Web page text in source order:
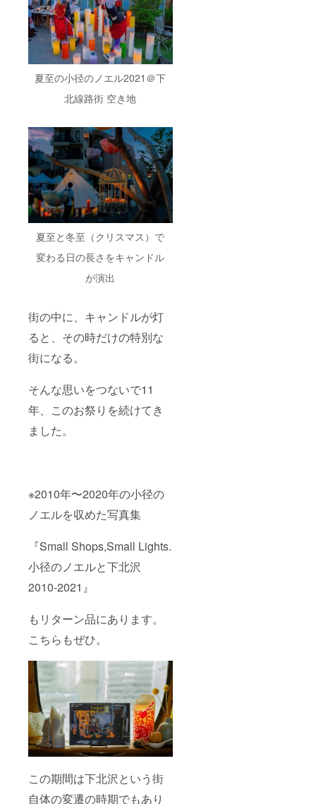
夏至の小径のノエル2021＠下
北線路街 空き地
夏至と冬至（クリスマス）で
変わる日の長さをキャンドル
が演出
街の中に、キャンドルが灯
ると、その時だけの特別な
街になる。
そんな思いをつないで11
年、このお祭りを続けてき
ました。
※2010年〜2020年の小径の
ノエルを収めた写真集
『Small Shops,Small Lights.
小径のノエルと下北沢
2010-2021』
もリターン品にあります。
こちらもぜひ。
この期間は下北沢という街
自体の変遷の時期でもあり